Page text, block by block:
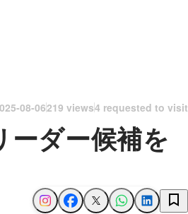
08-06219 views4 requested to visit
ダー候補を